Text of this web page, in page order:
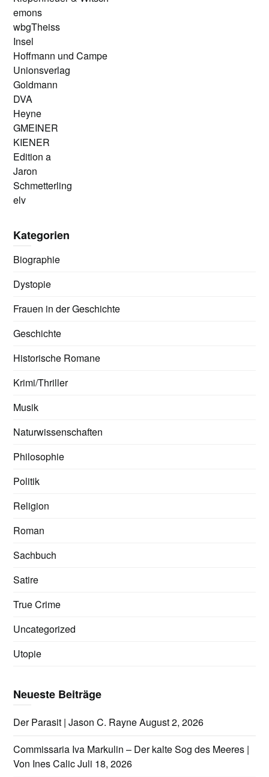
emons
wbgTheiss
Insel
Hoffmann und Campe
Unionsverlag
Goldmann
DVA
Heyne
GMEINER
KIENER
Edition a
Jaron
Schmetterling
elv
Kategorien
Biographie
Dystopie
Frauen in der Geschichte
Geschichte
Historische Romane
Krimi/Thriller
Musik
Naturwissenschaften
Philosophie
Politik
Religion
Roman
Sachbuch
Satire
True Crime
Uncategorized
Utopie
Neueste Beiträge
Der Parasit | Jason C. RayneAugust 2, 2026
Commissaria Iva Markulin – Der kalte Sog des Meeres |
Von Ines CalicJuli 18, 2026